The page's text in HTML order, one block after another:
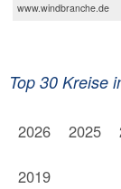
www.windbranche.de
Top 30 Kreise
2026 2025
2019